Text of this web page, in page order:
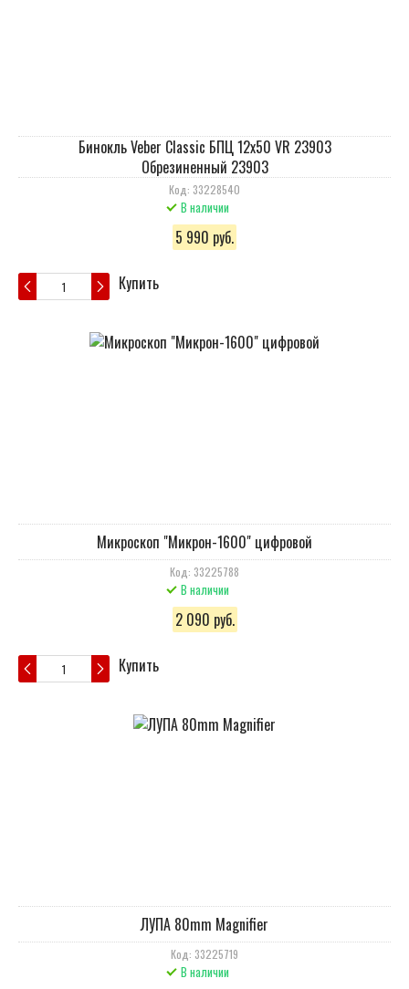
Бинокль Veber Classic БПЦ 12x50 VR 23903
Обрезиненный 23903
Код: 33228540
В наличии
5 990 руб.
Купить
Микроскоп "Микрон-1600" цифровой
Код: 33225788
В наличии
2 090 руб.
Купить
ЛУПА 80mm Magnifier
Код: 33225719
В наличии